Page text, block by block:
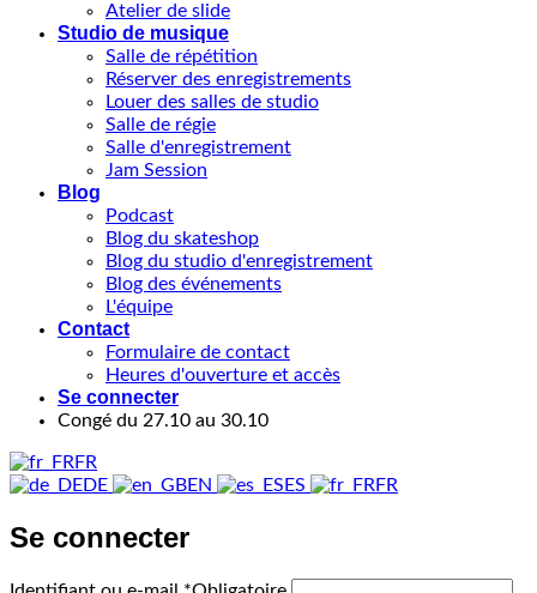
Atelier de slide
Studio de musique
Salle de répétition
Réserver des enregistrements
Louer des salles de studio
Salle de régie
Salle d'enregistrement
Jam Session
Blog
Podcast
Blog du skateshop
Blog du studio d'enregistrement
Blog des événements
L'équipe
Contact
Formulaire de contact
Heures d'ouverture et accès
Se connecter
Congé du 27.10 au 30.10
FR
DE
EN ES FR
Se connecter